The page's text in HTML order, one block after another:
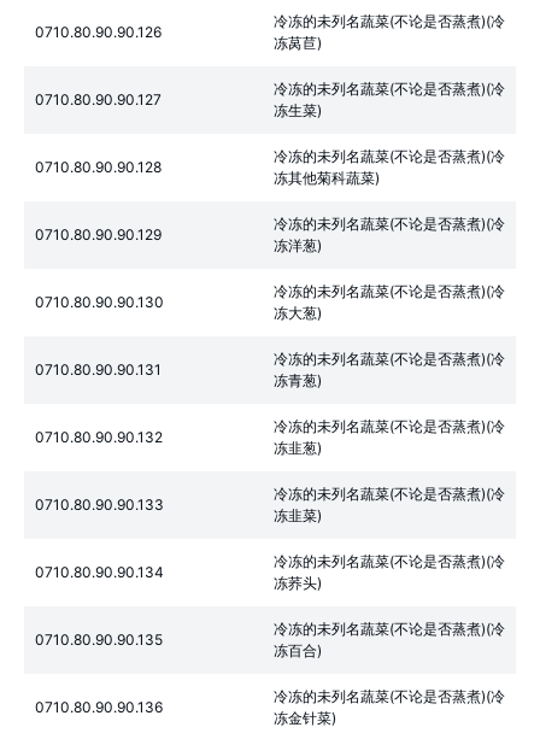
0710.80.90.90.126
冷冻的未列名蔬菜(不论是否蒸煮)(冷
冻莴苣)
0710.80.90.90.127
冷冻的未列名蔬菜(不论是否蒸煮)(冷
冻生菜)
0710.80.90.90.128
冷冻的未列名蔬菜(不论是否蒸煮)(冷
冻其他菊科蔬菜)
0710.80.90.90.129
冷冻的未列名蔬菜(不论是否蒸煮)(冷
冻洋葱)
0710.80.90.90.130
冷冻的未列名蔬菜(不论是否蒸煮)(冷
冻大葱)
0710.80.90.90.131
冷冻的未列名蔬菜(不论是否蒸煮)(冷
冻青葱)
0710.80.90.90.132
冷冻的未列名蔬菜(不论是否蒸煮)(冷
冻韭葱)
0710.80.90.90.133
冷冻的未列名蔬菜(不论是否蒸煮)(冷
冻韭菜)
0710.80.90.90.134
冷冻的未列名蔬菜(不论是否蒸煮)(冷
冻荞头)
0710.80.90.90.135
冷冻的未列名蔬菜(不论是否蒸煮)(冷
冻百合)
0710.80.90.90.136
冷冻的未列名蔬菜(不论是否蒸煮)(冷
冻金针菜)